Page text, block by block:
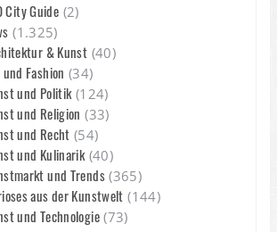
City Guide (2)
(1.325)
& Kunst (40)
Fashion (34)
und Politik(124)
und Religion (33)
und Recht (54)
und Kulinarik(40)
und Trends(365)
aus der Kunstwelt (144)
und Technologie(73)